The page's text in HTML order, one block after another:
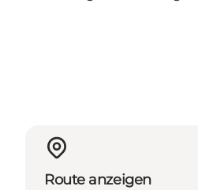
Route anzeigen